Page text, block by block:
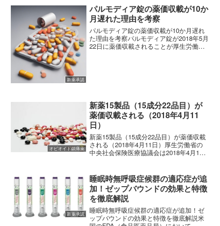
新薬承認
パルモディア錠の薬価収載が10か
月遅れた理由を考察
パルモディア錠の薬価収載が10か月遅れ
た理由を考察パルモディア錠が2018年5月
22日に薬価収載されることが厚生労働省
オピオイド鎮痛薬
新薬15製品（15成分22品目）が
薬価収載される（2018年4月11
日）
新薬15製品（15成分22品目）が薬価収載
される（2018年4月11日）厚生労働省の
中央社会保険医療協議会は2018年4月11
(adsbygoogle = window...
新薬承認
睡眠時無呼吸症候群の適応症が追
加！ゼップバウンドの効果と特徴
を徹底解説
睡眠時無呼吸症候群の適応症が追加！ゼ
ップバウンドの効果と特徴を徹底解説米